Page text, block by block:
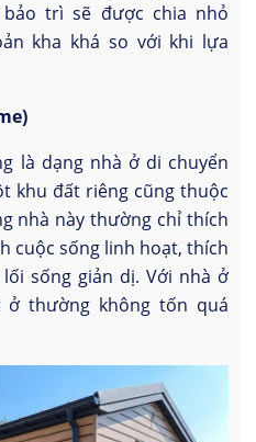
trì sẽ được chia nhỏ
kha khá so với khi lựa
là dạng nhà ở di chuyển
khu đất riêng cũng thuộc
nhà này thường chỉ thích
cuộc sống linh hoạt, thích
sống giản dị. Với nhà ở
ở thường không tốn quá